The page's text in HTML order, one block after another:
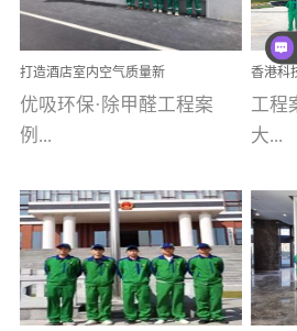
程
部
触
优
完
求
支
茁
人
她
乐寓 深圳市安居乐寓
为深圳安居集团旗下城...
址：
南沙
禾...
打造酒店室内空气质量新
标杆——优吸环保·标杆之
作：东莞美豪雅致酒店室
内空气治理工程纪实
优吸环保·除甲醛工程案
例...
【东莞美豪雅致酒店】室
内空气治理项目东莞美豪
雅致酒店 东莞美豪雅
致酒店是为中高端人士...
香港科
甲醛
工程
大...
学广
理
州南
州)